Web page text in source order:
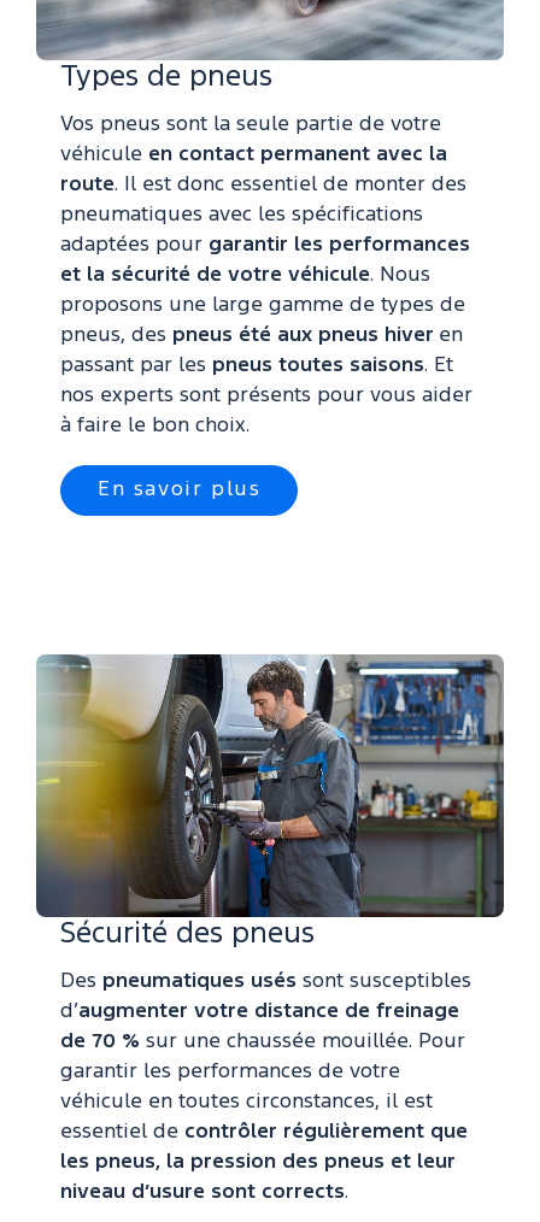
Types de pneus
Vos pneus sont la seule partie de votre
véhicule en contact permanent avec la
route. Il est donc essentiel de monter des
pneumatiques avec les spécifications
adaptées pour garantir les performances
et la sécurité de votre véhicule. Nous
proposons une large gamme de types de
pneus, des pneus été aux pneus hiver en
passant par les pneus toutes saisons. Et
nos experts sont présents pour vous aider
à faire le bon choix.
En savoir plus
Sécurité des pneus
Des pneumatiques usés sont susceptibles
d’augmenter votre distance de freinage
de 70 % sur une chaussée mouillée. Pour
garantir les performances de votre
véhicule en toutes circonstances, il est
essentiel de contrôler régulièrement que
les pneus, la pression des pneus et leur
niveau d’usure sont corrects.